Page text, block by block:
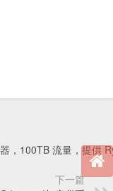
，100TB 流量，提供
下一篇